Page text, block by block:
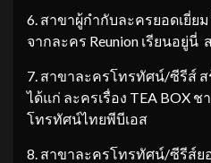
6. สาขาผู้กำกับละครยอดเยี่ย
จากละคร Reunion เรียนอยู่
7. สาขาละครโทรทัศน์/ซีรีส์
ได้แก่ ละครเรื่อง TEA BOX
โทรทัศน์ไทยพีบีเอส
8. สาขาละครโทรทัศน์/ซีรีส์ย